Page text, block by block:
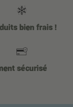
bien frais !
sécurisé